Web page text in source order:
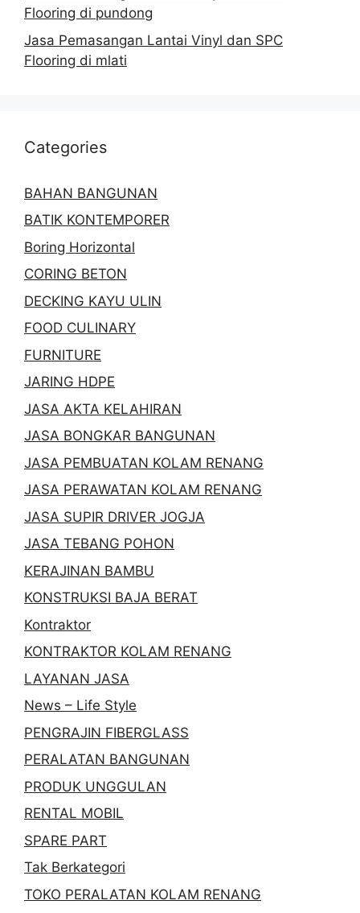
Flooring di pundong
Jasa Pemasangan Lantai Vinyl dan SPC
Flooring di mlati
Categories
BAHAN BANGUNAN
BATIK KONTEMPORER
Boring Horizontal
CORING BETON
DECKING KAYU ULIN
FOOD CULINARY
FURNITURE
JARING HDPE
JASA AKTA KELAHIRAN
JASA BONGKAR BANGUNAN
JASA PEMBUATAN KOLAM RENANG
JASA PERAWATAN KOLAM RENANG
JASA SUPIR DRIVER JOGJA
JASA TEBANG POHON
KERAJINAN BAMBU
KONSTRUKSI BAJA BERAT
Kontraktor
KONTRAKTOR KOLAM RENANG
LAYANAN JASA
News – Life Style
PENGRAJIN FIBERGLASS
PERALATAN BANGUNAN
PRODUK UNGGULAN
RENTAL MOBIL
SPARE PART
Tak Berkategori
TOKO PERALATAN KOLAM RENANG